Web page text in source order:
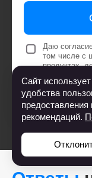
Даю
том числе с
продуктах,
полезных
Ознакомиться с
Сайт
удобства
рекомендаций.